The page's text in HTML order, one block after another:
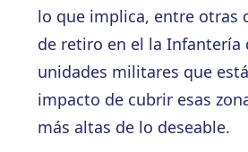
lo que implica, entre otras
de retiro en el la Infantería
unidades militares que
impacto de cubrir esas
más altas de lo deseable.